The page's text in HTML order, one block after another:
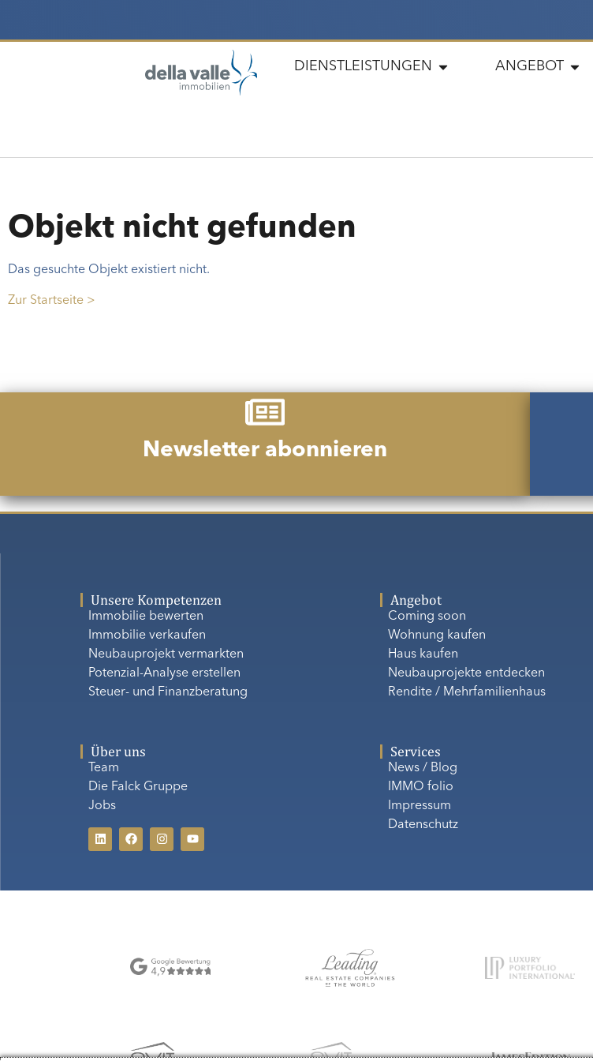
DIENSTLEISTUNGEN ANGEBOT
Objekt nicht gefunden
Das gesuchte Objekt existiert nicht.
Zur Startseite >
Newsletter abonnieren
Unsere Kompetenzen
Immobilie bewerten
Immobilie verkaufen
Neubauprojekt vermarkten
Potenzial-Analyse erstellen
Steuer- und Finanzberatung
Angebot
Coming soon
Wohnung kaufen
Haus kaufen
Neubauprojekte entdecken
Rendite / Mehrfamilienhaus
Über uns
Team
Die Falck Gruppe
Jobs
Services
News / Blog
IMMO folio
Impressum
Datenschutz